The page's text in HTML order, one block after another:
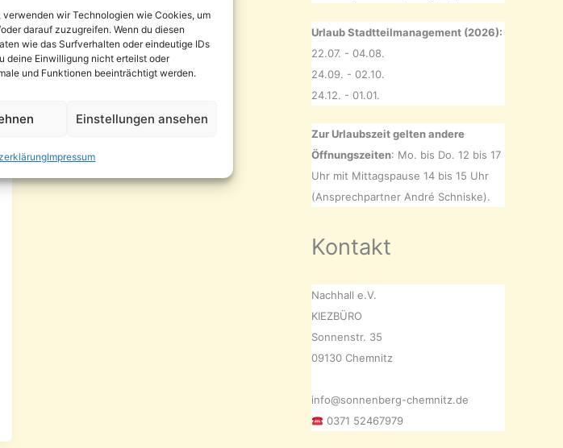
wir Technologien wie Cookies, um
darauf zuzugreifen. Wenn du diesen
wie das Surfverhalten oder eindeutige IDs
deine Einwilligung nicht erteilst oder
und Funktionen beeinträchtigt werden.
Einstellungen ansehen
Impressum
Urlaub Stadtteilmanagement (2026):
22.07. - 04.08.
24.09. - 02.10.
24.12. - 01.01.
Zur Urlaubszeit gelten andere
Öffnungszeiten: Mo. bis Do. 12 bis 17
Uhr mit Mittagspause 14 bis 15 Uhr
(Ansprechpartner André Schniske).
Kontakt
Nachhall e.V.
KIEZBÜRO
Sonnenstr. 35
09130 Chemnitz
info@sonnenberg-chemnitz.de
0371 52467979